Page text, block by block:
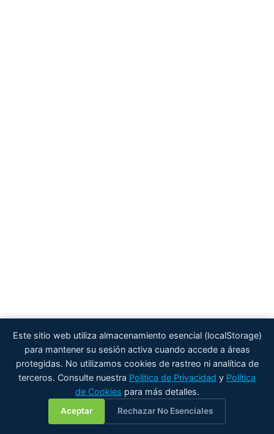
Este sitio web utiliza almacenamiento esencial (localStorage)
para mantener su sesión activa cuando accede a áreas
protegidas. No utilizamos cookies de rastreo ni analítica de
terceros. Consulte nuestra Política de Privacidad y Política
de Cookies para más detalles.
Aceptar Rechazar No Esenciales